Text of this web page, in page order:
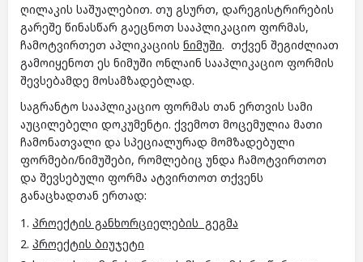
ღილაკის საშუალებით. თუ გსურთ, დარეგისტრირების
გარეშე წინასწარ გაეცნოთ სააპლიკაციო ფორმას,
ჩამოტვირთეთ აპლიკაციის ნიმუში. თქვენ შეგიძლიათ
გამოიყენოთ ეს ნიმუში ონლაინ სააპლიკაციო ფორმის
შევსებამდე მოსამზადებლად.
საგრანტო სააპლიკაციო ფორმას თან ერთვის სამი
აუცილებელი დოკუმენტი. ქვემოთ მოცემულია მათი
ჩამონათვალი და სპეციალურად მომზადებული
ფორმები/ნიმუშები, რომლებიც უნდა ჩამოტვირთოთ
და შევსებული ფორმა ატვირთოთ თქვენს
განაცხადთან ერთად:
პროექტის განხორციელების გეგმა
პროექტის ბიუჯეტი